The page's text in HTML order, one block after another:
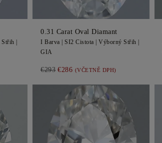
Střih |
0.31 Carat Oval Diamant
I Barva | SI2 Cistota | Výborný Střih |
GIA
€293 €286 (VČETNĚ DPH)